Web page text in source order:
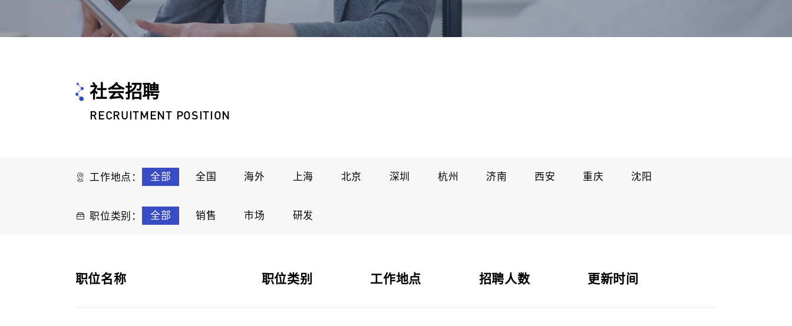
社会招聘
RECRUITMENT POSITION
工作地点： 全部 全国 海外 上海 北京 深圳 杭州 济南 西安 重庆 沈阳
职位类别： 全部 销售 市场 研发
职位名称 职位类别 工作地点 招聘人数 更新时间